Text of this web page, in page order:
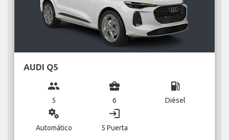
AUDI Q5
group
5
business_center
6
local_gas_station
Diésel
miscellaneous_services
Automático
login
5 Puerta